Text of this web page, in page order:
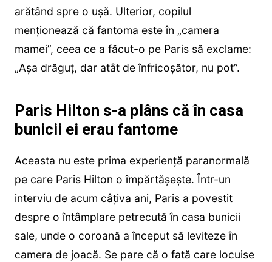
arătând spre o ușă. Ulterior, copilul
menționează că fantoma este în „camera
mamei”, ceea ce a făcut-o pe Paris să exclame:
„Așa drăguț, dar atât de înfricoșător, nu pot”.
Paris Hilton s-a plâns că în casa
bunicii ei erau fantome
Aceasta nu este prima experiență paranormală
pe care Paris Hilton o împărtășește. Într-un
interviu de acum câțiva ani, Paris a povestit
despre o întâmplare petrecută în casa bunicii
sale, unde o coroană a început să leviteze în
camera de joacă. Se pare că o fată care locuise